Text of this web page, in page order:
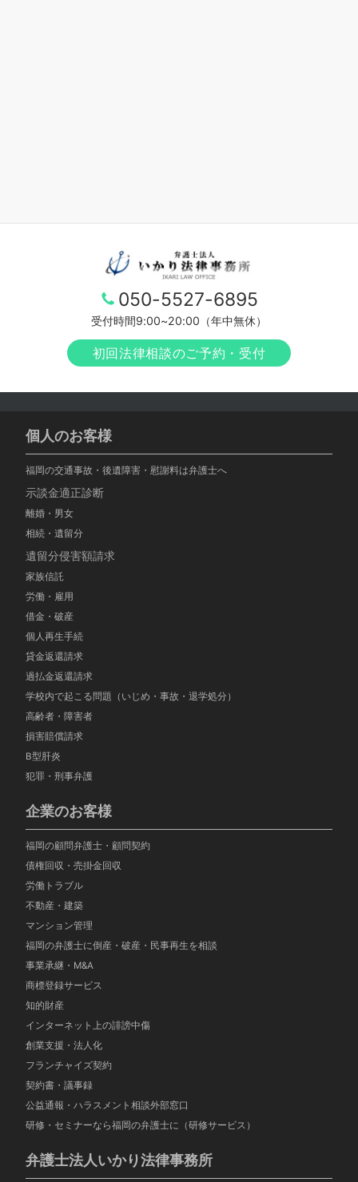
050-5527-6895
受付時間9:00~20:00（年中無休）
初回法律相談のご予約・受付
個人のお客様
福岡の交通事故・後遺障害・慰謝料は弁護士へ
示談金適正診断
離婚・男女
相続・遺留分
遺留分侵害額請求
家族信託
労働・雇用
借金・破産
個人再生手続
貸金返還請求
過払金返還請求
学校内で起こる問題（いじめ・事故・退学処分）
高齢者・障害者
損害賠償請求
B型肝炎
犯罪・刑事弁護
企業のお客様
福岡の顧問弁護士・顧問契約
債権回収・売掛金回収
労働トラブル
不動産・建築
マンション管理
福岡の弁護士に倒産・破産・民事再生を相談
事業承継・M&A
商標登録サービス
知的財産
インターネット上の誹謗中傷
創業支援・法人化
フランチャイズ契約
契約書・議事録
公益通報・ハラスメント相談外部窓口
研修・セミナーなら福岡の弁護士に（研修サービス）
弁護士法人いかり法律事務所